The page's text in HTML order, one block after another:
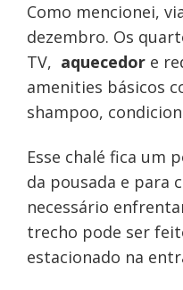
Como mencionei,
dezembro. Os
TV, aquecedore
amenities básicos
shampoo,
Esse chalé fica um
da pousada e para
necessário
trecho pode ser
estacionado na